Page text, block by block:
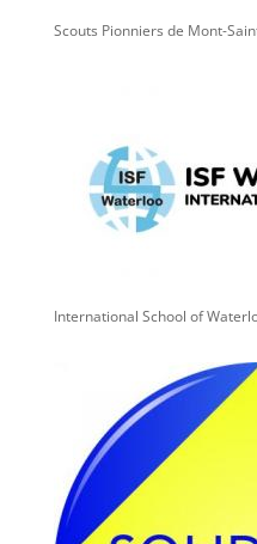
Scouts Pionniers de Mont-
International School of